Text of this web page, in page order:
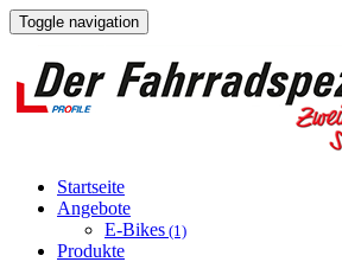
Toggle navigation
Startseite
Angebote
E-Bikes (1)
Produkte